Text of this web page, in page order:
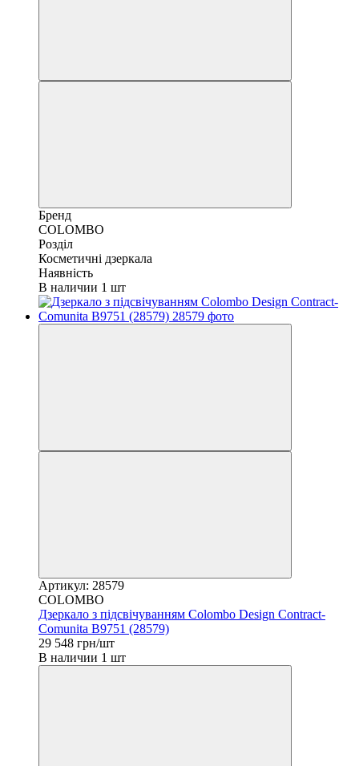
Бренд
COLOMBO
Розділ
Косметичні дзеркала
Наявність
В наличии 1 шт
Артикул: 28579
COLOMBO
Дзеркало з підсвічуванням Colombo Design Contract-
Comunita B9751 (28579)
29 548 грн/шт
В наличии 1 шт